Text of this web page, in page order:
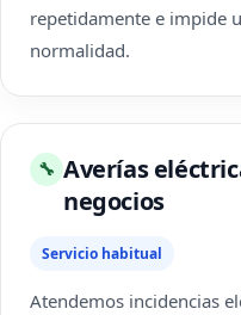
repetidamente e impide
normalidad.
🔧 Averías
negocios
Servicio habitual
Atendemos incidencias